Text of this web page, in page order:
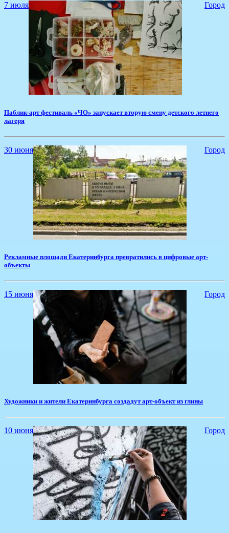
7 июля Город
Паблик-арт фестиваль «ЧО» запускает вторую смену детского летнего
лагеря
30 июня Город
Рекламные площади Екатеринбурга превратились в цифровые арт-
объекты
15 июня Город
Художники и жители Екатеринбурга создадут арт-объект из глины
10 июня Город